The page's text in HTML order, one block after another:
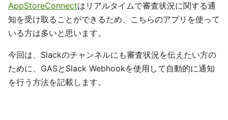
AppStoreConnectはリアルタイムで審査状況に関する通
知を受け取ることができるため、こちらのアプリを使って
いる方は多いと思います。
今回は、Slackのチャンネルにも審査状況を伝えたい方の
ために、GASとSlack Webhookを使用して自動的に通知
を行う方法を記載します。